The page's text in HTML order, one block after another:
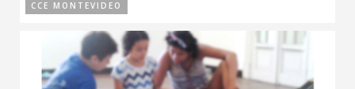
CCE MONTEVIDEO